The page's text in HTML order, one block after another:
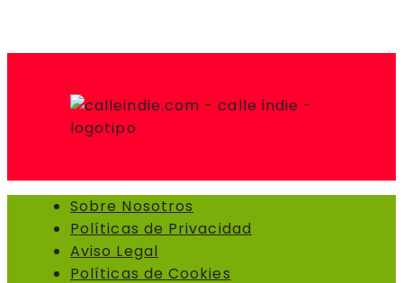
Sobre Nosotros
Políticas de Privacidad
Aviso Legal
Políticas de Cookies